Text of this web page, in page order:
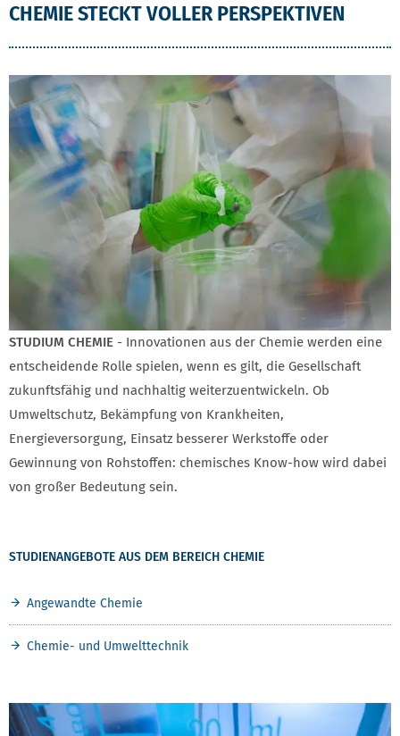
CHEMIE STECKT VOLLER PERSPEKTIVEN
STUDIUM CHEMIE - Innovationen aus der Chemie werden eine
entscheidende Rolle spielen, wenn es gilt, die Gesellschaft
zukunftsfähig und nachhaltig weiterzuentwickeln. Ob
Umweltschutz, Bekämpfung von Krankheiten,
Energieversorgung, Einsatz besserer Werkstoffe oder
Gewinnung von Rohstoffen: chemisches Know-how wird dabei
von großer Bedeutung sein.
STUDIENANGEBOTE AUS DEM BEREICH CHEMIE
Angewandte Chemie
Chemie- und Umwelttechnik